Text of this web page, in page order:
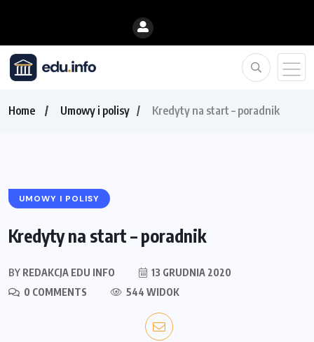
Home Umowy i polisy Kredyty na start – poradnik
UMOWY I POLISY
Kredyty na start – poradnik
BY REDAKCJA EDU INFO
13 GRUDNIA 2020
0 COMMENTS
544 WIDOK